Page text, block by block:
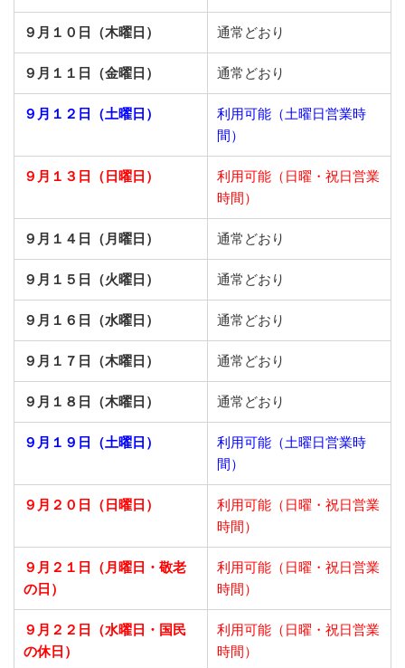
９月１０日（木曜日） 通常どおり
９月１１日（金曜日） 通常どおり
９月１２日（土曜日）
利用可能（土曜日営業時
間）
９月１３日（日曜日）
利用可能（日曜・祝日営業
時間）
９月１４日（月曜日） 通常どおり
９月１５日（火曜日） 通常どおり
９月１６日（水曜日） 通常どおり
９月１７日（木曜日） 通常どおり
９月１８日（木曜日） 通常どおり
９月１９日（土曜日）
利用可能（土曜日営業時
間）
９月２０日（日曜日）
利用可能（日曜・祝日営業
時間）
９月２１日
（月曜日・敬老
の日）
利用可能（日曜・祝日営業
時間）
９月２２日
（水曜日・国民
の休日）
利用可能（日曜・祝日営業
時間）